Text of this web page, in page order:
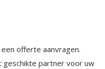
offerte aanvragen.
geschikte partner voor uw